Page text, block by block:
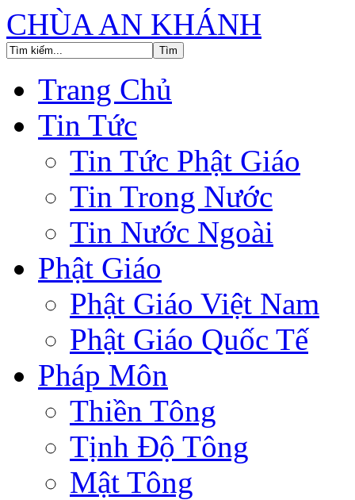
CHÙA AN KHÁNH
Trang Chủ
Tin Tức
Tin Tức Phật Giáo
Tin Trong Nước
Tin Nước Ngoài
Phật Giáo
Phật Giáo Việt Nam
Phật Giáo Quốc Tế
Pháp Môn
Thiền Tông
Tịnh Độ Tông
Mật Tông